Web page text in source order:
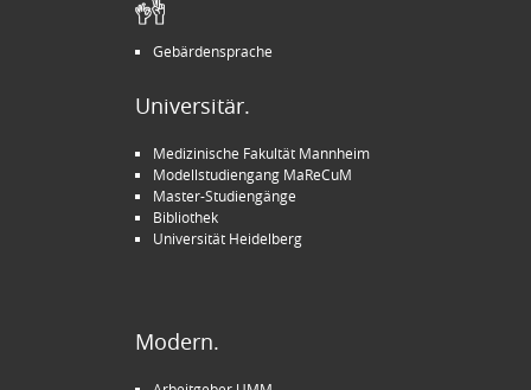
Gebärdensprache
Universitär.
Medizinische Fakultät Mannheim
Modellstudiengang MaReCuM
Master-Studiengänge
Bibliothek
Universität Heidelberg
Modern.